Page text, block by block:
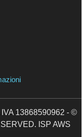
IVA 13868590962
RESERVED. ISP